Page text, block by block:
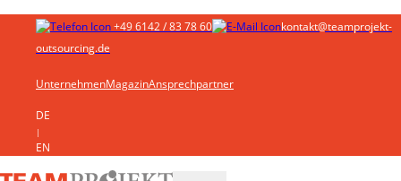
+49 6142 / 83 78 60
kontakt@teamprojekt-
outsourcing.de
UnternehmenMagazinAnsprechpartner
DE
|
EN